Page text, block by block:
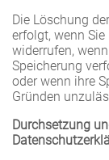
Die Löschung
erfolgt, wenn
widerrufen,
Speicherung
oder wenn ihre
Gründen
Durchsetzung